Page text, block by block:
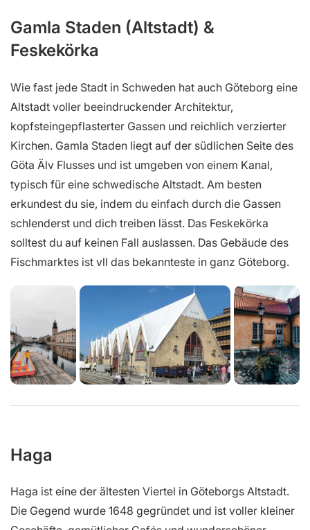
Gamla Staden (Altstadt) &
Feskekörka
Wie fast jede Stadt in Schweden hat auch Göteborg eine
Altstadt voller beeindruckender Architektur,
kopfsteingepflasterter Gassen und reichlich verzierter
Kirchen. Gamla Staden liegt auf der südlichen Seite des
Göta Älv Flusses und ist umgeben von einem Kanal,
typisch für eine schwedische Altstadt. Am besten
erkundest du sie, indem du einfach durch die Gassen
schlenderst und dich treiben lässt. Das Feskekörka
solltest du auf keinen Fall auslassen. Das Gebäude des
Fischmarktes ist vll das bekannteste in ganz Göteborg.
Haga
Haga ist eine der ältesten Viertel in Göteborgs Altstadt.
Die Gegend wurde 1648 gegründet und ist voller kleiner